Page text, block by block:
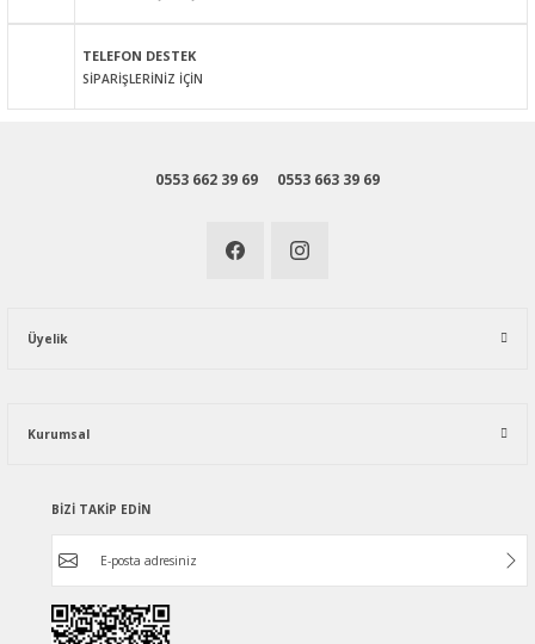
TELEFON DESTEK
SİPARİŞLERİNİZ İÇİN
0553 662 39 69 0553 663 39 69
Üyelik
Kurumsal
BİZİ TAKİP EDİN